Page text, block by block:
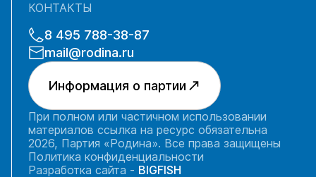
КОНТАКТЫ
8 495 788-38-87
mail@rodina.ru
Информация о партии
При полном или частичном использовании
материалов ссылка на ресурс обязательна
2026, Партия «Родина». Все права защищены
Политика конфиденциальности
Разработка сайта - BIGFISH